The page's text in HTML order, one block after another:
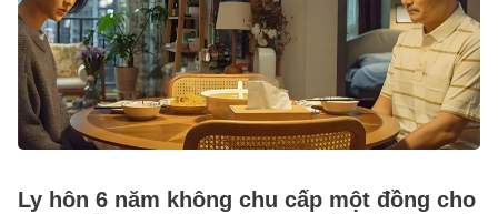
Ly hôn 6 năm không chu cấp một đồng cho